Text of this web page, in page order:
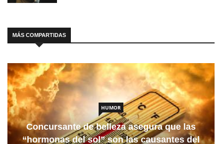
MÁS COMPARTIDAS
HUMOR
Concursante de belleza asegura que las
“hormonas del sol” son las causantes del